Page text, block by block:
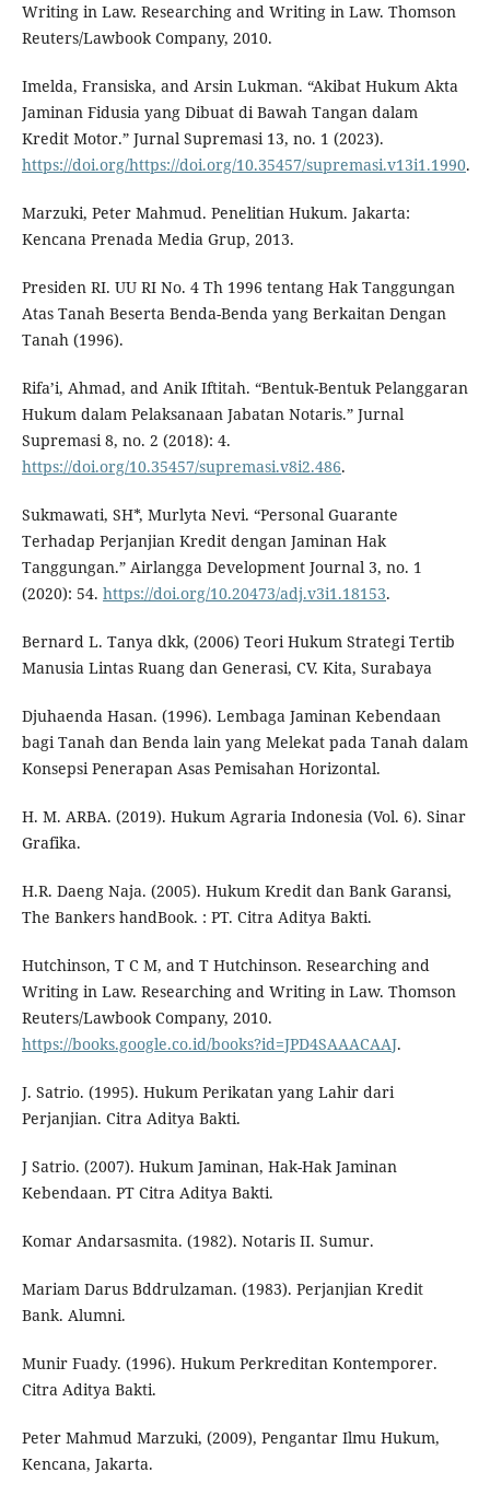
Writing in Law. Researching and Writing in Law. Thomson
Reuters/Lawbook Company, 2010.
Imelda, Fransiska, and Arsin Lukman. “Akibat Hukum Akta
Jaminan Fidusia yang Dibuat di Bawah Tangan dalam
Kredit Motor.” Jurnal Supremasi 13, no. 1 (2023).
https://doi.org/https://doi.org/10.35457/supremasi.v13i1.1990.
Marzuki, Peter Mahmud. Penelitian Hukum. Jakarta:
Kencana Prenada Media Grup, 2013.
Presiden RI. UU RI No. 4 Th 1996 tentang Hak Tanggungan
Atas Tanah Beserta Benda-Benda yang Berkaitan Dengan
Tanah (1996).
Rifa’i, Ahmad, and Anik Iftitah. “Bentuk-Bentuk Pelanggaran
Hukum dalam Pelaksanaan Jabatan Notaris.” Jurnal
Supremasi 8, no. 2 (2018): 4.
https://doi.org/10.35457/supremasi.v8i2.486.
Sukmawati, SH*, Murlyta Nevi. “Personal Guarante
Terhadap Perjanjian Kredit dengan Jaminan Hak
Tanggungan.” Airlangga Development Journal 3, no. 1
(2020): 54. https://doi.org/10.20473/adj.v3i1.18153.
Bernard L. Tanya dkk, (2006) Teori Hukum Strategi Tertib
Manusia Lintas Ruang dan Generasi, CV. Kita, Surabaya
Djuhaenda Hasan. (1996). Lembaga Jaminan Kebendaan
bagi Tanah dan Benda lain yang Melekat pada Tanah dalam
Konsepsi Penerapan Asas Pemisahan Horizontal.
H. M. ARBA. (2019). Hukum Agraria Indonesia (Vol. 6). Sinar
Grafika.
H.R. Daeng Naja. (2005). Hukum Kredit dan Bank Garansi,
The Bankers handBook. : PT. Citra Aditya Bakti.
Hutchinson, T C M, and T Hutchinson. Researching and
Writing in Law. Researching and Writing in Law. Thomson
Reuters/Lawbook Company, 2010.
https://books.google.co.id/books?id=JPD4SAAACAAJ.
J. Satrio. (1995). Hukum Perikatan yang Lahir dari
Perjanjian. Citra Aditya Bakti.
J Satrio. (2007). Hukum Jaminan, Hak-Hak Jaminan
Kebendaan. PT Citra Aditya Bakti.
Komar Andarsasmita. (1982). Notaris II. Sumur.
Mariam Darus Bddrulzaman. (1983). Perjanjian Kredit
Bank. Alumni.
Munir Fuady. (1996). Hukum Perkreditan Kontemporer.
Citra Aditya Bakti.
Peter Mahmud Marzuki, (2009), Pengantar Ilmu Hukum,
Kencana, Jakarta.